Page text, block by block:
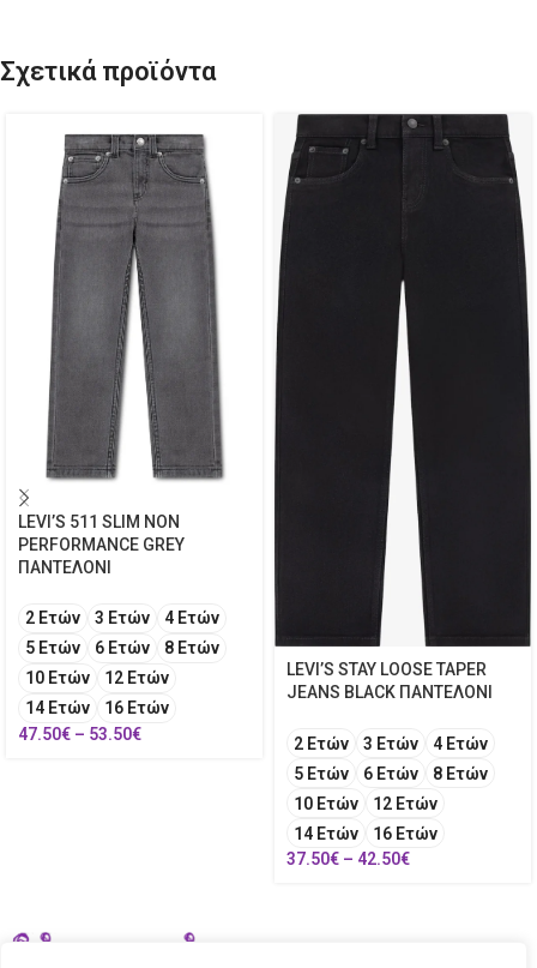
Σχετικά προϊόντα
LEVI’S 511 SLIM NON
PERFORMANCE GREY
ΠΑΝΤΕΛΟΝΙ
2 Ετών 3 Ετών
4 Ετών
5 Ετών
6 Ετών
8 Ετών
10 Ετών
12 Ετών
14 Ετών
16 Ετών
47.50€ – 53.50€
LEVI’S STAY LOOSE TAPER
JEANS BLACK ΠΑΝΤΕΛΟΝΙ
2 Ετών 3 Ετών
4 Ετών
5 Ετών
6 Ετών
8 Ετών
10 Ετών
12 Ετών
14 Ετών
16 Ετών
37.50€ – 42.50€